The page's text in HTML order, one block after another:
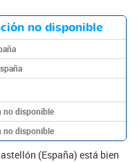
no disponible
no disponible
no disponible
(España) está bien